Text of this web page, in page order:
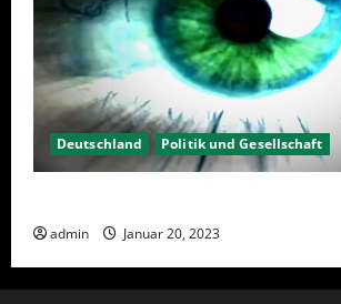
Deutschland Politik und Gesellschaft
admin Januar 20, 2023